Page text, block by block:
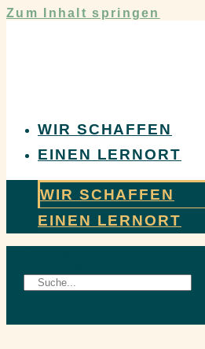
Zum Inhalt springen
WIR SCHAFFEN
EINEN LERNORT
WIR SCHAFFEN
EINEN LERNORT